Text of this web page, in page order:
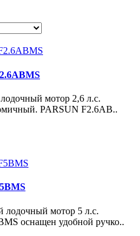
мотор 2,6 л.с.
PARSUN F2.6AB..
лодочный мотор 5 л.с.
оснащен удобной ручко..